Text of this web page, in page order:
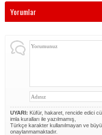
Yorumlar
UYARI: Küfür, hakaret, rencide edici
imla kuralları ile yazılmamış,
Türkçe karakter kullanılmayan ve
onaylanmamaktadır.